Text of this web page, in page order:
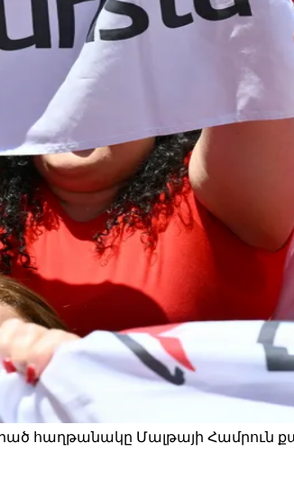
հաղթանակը Մալթայի Համրուն